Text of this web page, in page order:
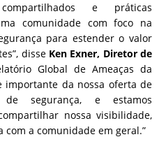
e práticas
comunidade com foco na
para estender o valor
disse Ken Exner, Diretor de
Global de Ameaças da
importante da nossa oferta de
segurança, e estamos
nossa visibilidade,
a comunidade em geral.”